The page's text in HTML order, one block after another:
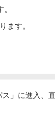
ます。
ス」に進入、